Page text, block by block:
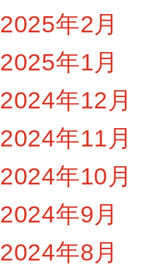
2025年2月
2025年1月
2024年12月
2024年11月
2024年10月
2024年9月
2024年8月